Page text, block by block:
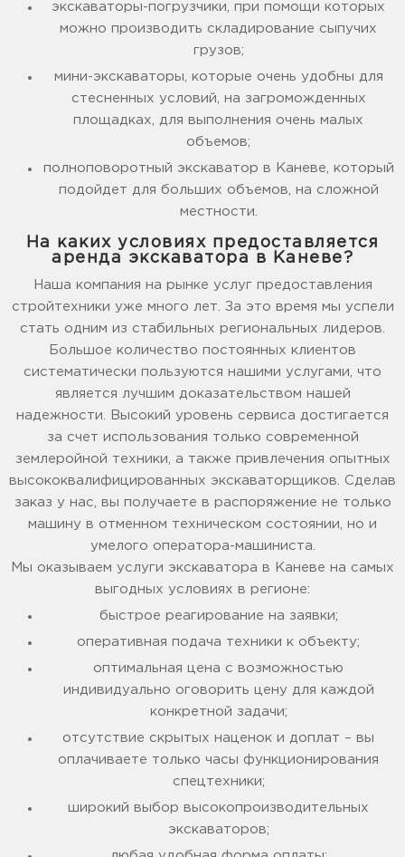
экскаваторы-погрузчики, при помощи которых
можно производить складирование сыпучих
грузов;
мини-экскаваторы, которые очень удобны для
стесненных условий, на загроможденных
площадках, для выполнения очень малых
объемов;
полноповоротный экскаватор в Каневе, который
подойдет для больших объемов, на сложной
местности.
На каких условиях предоставляется
аренда экскаватора в Каневе?
Наша компания на рынке услуг предоставления
стройтехники уже много лет. За это время мы успели
стать одним из стабильных региональных лидеров.
Большое количество постоянных клиентов
систематически пользуются нашими услугами, что
является лучшим доказательством нашей
надежности. Высокий уровень сервиса достигается
за счет использования только современной
землеройной техники, а также привлечения опытных
высококвалифицированных экскаваторщиков. Сделав
заказ у нас, вы получаете в распоряжение не только
машину в отменном техническом состоянии, но и
умелого оператора-машиниста.
Мы оказываем услуги экскаватора в Каневе на самых
выгодных условиях в регионе:
быстрое реагирование на заявки;
оперативная подача техники к объекту;
оптимальная цена с возможностью
индивидуально оговорить цену для каждой
конкретной задачи;
отсутствие скрытых наценок и доплат – вы
оплачиваете только часы функционирования
спецтехники;
широкий выбор высокопроизводительных
экскаваторов;